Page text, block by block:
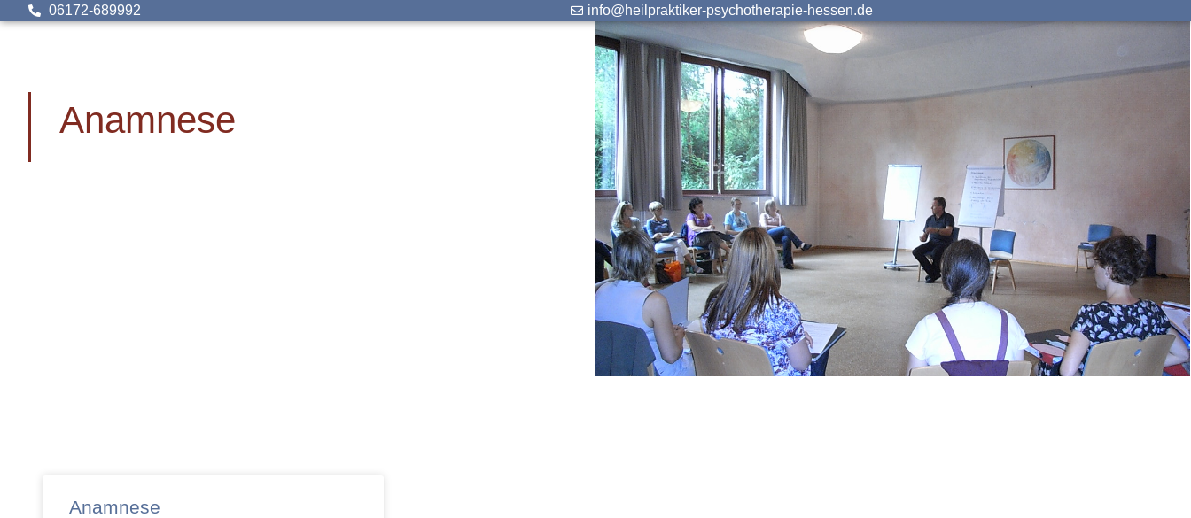
06172-689992 info@heilpraktiker-psychotherapie-hessen.de
Anamnese
Anamnese